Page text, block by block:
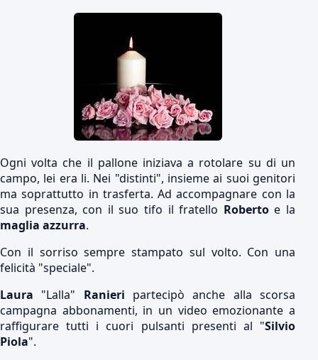
Ogni volta che il pallone iniziava a rotolare su di un
campo, lei era li. Nei "distinti", insieme ai suoi genitori
ma soprattutto in trasferta. Ad accompagnare con la
sua presenza, con il suo tifo il fratello Robertoe la
maglia azzurra.
Con il sorriso sempre stampato sul volto. Con una
felicità "speciale".
Laura "Lalla" Ranieri partecipò anche alla scorsa
campagna abbonamenti, in un video emozionante a
raffigurare tutti i cuori pulsanti presenti al "Silvio
Piola".